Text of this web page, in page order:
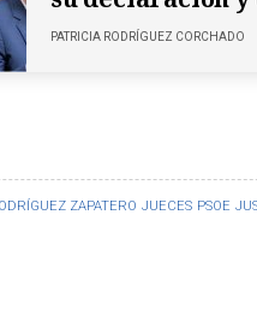
ZAPATERO JUECES PSOE
PATRICIA RODRÍGUEZ CORCHADO